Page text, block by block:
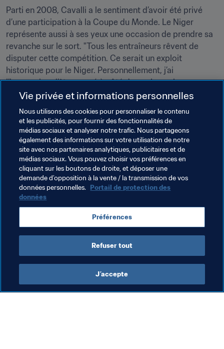
Parti en 2008, Cavalli a le sentiment d’avoir été privé
d’une participation à la Coupe du Monde. Le Niger
représente aussi à ses yeux une occasion de prendre sa
revanche sur le sort. "Tous les entraîneurs rêvent de
disputer cette compétition. Ce serait un exploit
historique pour le Niger. Personnellement, j’ai
l’impression d’être passé à côté de quelque chose en
2010... J’aimerais vraiment avoir l’occasion d’emmener
une équipe en Coupe du Monde avant de prendre ma
retraite", conclut-il.
Thèmes en lien
Coupe du Monde de la FIFA, Qatar 2022 Niger
CAF
Vie privée et informations personnelles
Nous utilisons des cookies pour personnaliser le contenu
et les publicités, pour fournir des fonctionnalités de
médias sociaux et analyser notre trafic. Nous partageons
également des informations sur votre utilisation de notre
site avec nos partenaires analytiques, publicitaires et de
médias sociaux. Vous pouvez choisir vos préférences en
cliquant sur les boutons de droite, et déposer une
demande d’opposition à la vente / la transmission de vos
données personnelles. Portail de protection des
données
Préférences
Refuser tout
J’accepte